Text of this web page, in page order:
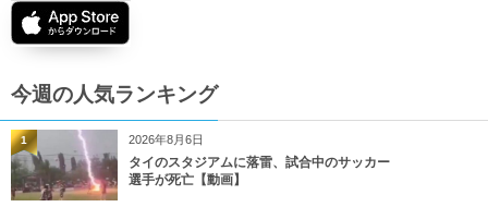
今週の人気ランキング
2026年8月6日
タイのスタジアムに落雷、試合中のサッカー
選手が死亡【動画】
1